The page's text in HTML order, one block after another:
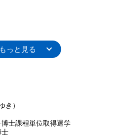
査等委員会設置会社および指名
き）
士課程単位取得退学